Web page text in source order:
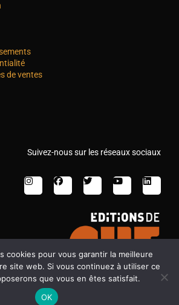
de ventes
Suivez-nous sur les réseaux sociaux
cookies pour vous garantir la meilleure
site web. Si vous continuez à utiliser ce
que vous en êtes satisfait.
OK